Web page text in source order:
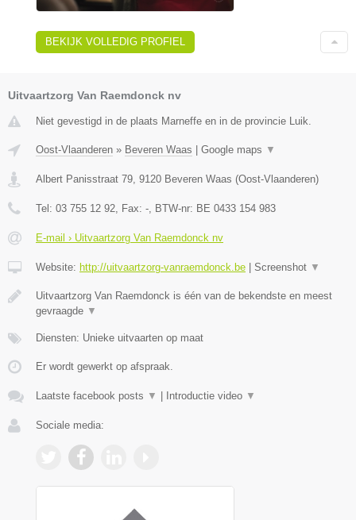
BEKIJK VOLLEDIG PROFIEL
Uitvaartzorg Van Raemdonck nv
Niet gevestigd in de plaats Marneffe en in de provincie Luik.
Oost-Vlaanderen » Beveren Waas | Google maps ▼
Albert Panisstraat 79 9120 Beveren Waas (Oost-Vlaanderen)
Tel: 03 755 12 92 , Fax: - , BTW-nr: BE 0433 154 983
E-mail › Uitvaartzorg Van Raemdonck nv
Website: http://uitvaartzorg-vanraemdonck.be | Screenshot ▼
Uitvaartzorg Van Raemdonck is één van de bekendste en meest
gevraagde ▼
Diensten: Unieke uitvaarten op maat
Er wordt gewerkt op afspraak.
Laatste facebook posts ▼ | Introductie video ▼
Sociale media: